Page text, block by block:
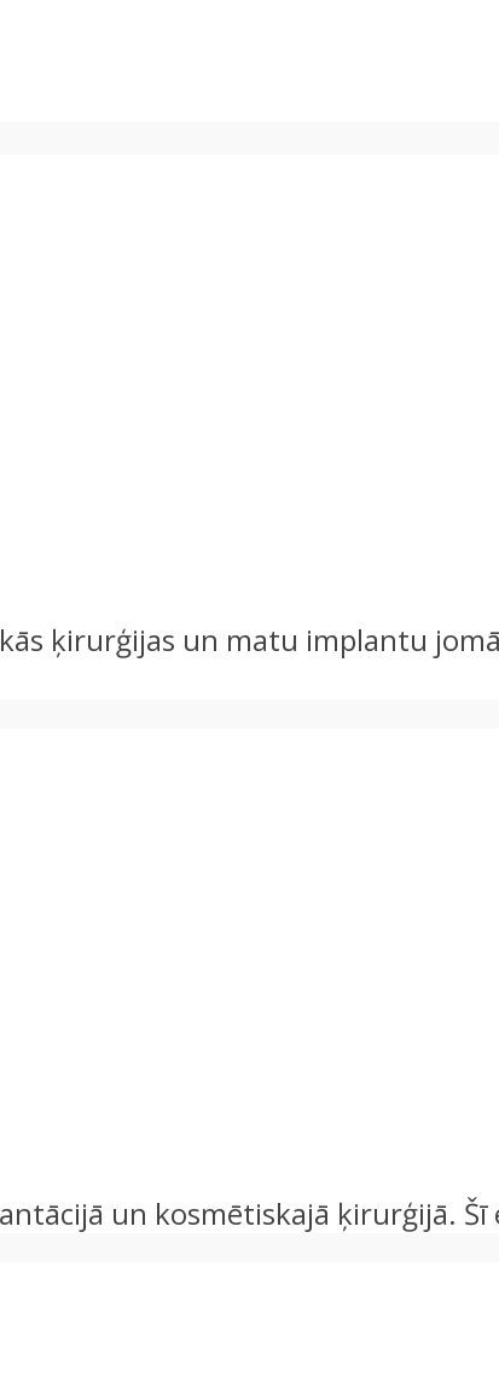
ķirurģijas un matu implantu
un kosmētiskajā ķirurģijā.